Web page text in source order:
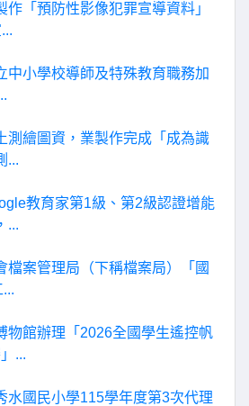
作「預防性影像犯罪宣導資料」
中小學校導師及特殊教育職務加
測繪圖資，業製作完成「成為識
...
教育家第1級、第2級認證增能
...
檔案管理局（下稱檔案局）「國
物館辦理「2026全國學生遙控帆
...
水國民小學115學年度第3次代理